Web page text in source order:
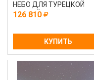
НЕБО ДЛЯ ТУРЕЦКОЙ
ПАРНОЙ CRYSTAL STAR С
126 810
КУПИТЬ